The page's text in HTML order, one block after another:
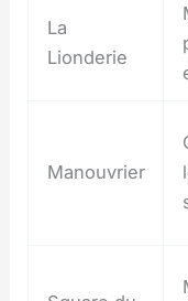
La
Lionderie
Manouvrier